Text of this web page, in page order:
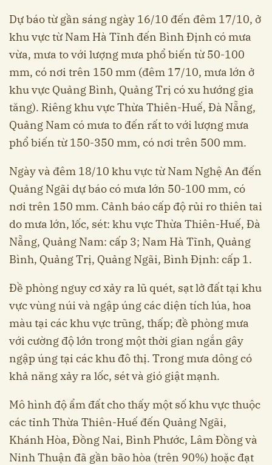
Dự báo từ gần sáng ngày 16/10 đến đêm 17/10, ở
khu vực từ Nam Hà Tĩnh đến Bình Định có mưa
vừa, mưa to với lượng mưa phổ biến từ 50-100
mm, có nơi trên 150 mm (đêm 17/10, mưa lớn ở
khu vực Quảng Bình, Quảng Trị có xu hướng gia
tăng). Riêng khu vực Thừa Thiên-Huế, Đà Nẵng,
Quảng Nam có mưa to đến rất to với lượng mưa
phổ biến từ 150-350 mm, có nơi trên 500 mm.
Ngày và đêm 18/10 khu vực từ Nam Nghệ An đến
Quảng Ngãi dự báo có mưa lớn 50-100 mm, có
nơi trên 150 mm. Cảnh báo cấp độ rủi ro thiên tai
do mưa lớn, lốc, sét: khu vực Thừa Thiên-Huế, Đà
Nẵng, Quảng Nam: cấp 3; Nam Hà Tĩnh, Quảng
Bình, Quảng Trị, Quảng Ngãi, Bình Định: cấp 1.
Đề phòng nguy cơ xảy ra lũ quét, sạt lở đất tại khu
vực vùng núi và ngập úng các diện tích lúa, hoa
màu tại các khu vực trũng, thấp; đề phòng mưa
với cường độ lớn trong một thời gian ngắn gây
ngập úng tại các khu đô thị. Trong mưa dông có
khả năng xảy ra lốc, sét và gió giật mạnh.
Mô hình độ ẩm đất cho thấy một số khu vực thuộc
các tỉnh Thừa Thiên-Huế đến Quảng Ngãi,
Khánh Hòa, Đồng Nai, Bình Phước, Lâm Đồng và
Ninh Thuận đã gần bão hòa (trên 90%) hoặc đạt